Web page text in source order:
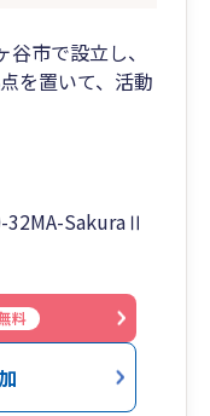
市で設立し、
を置いて、活動
てきたが、そ
けたら良い？
何か気を付け
ちろん、小さ
い。
新しい法人
32MA-SakuraⅡ
料